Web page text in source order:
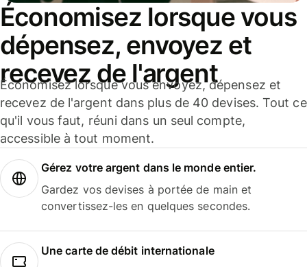
Économisez lorsque vous
dépensez, envoyez et
recevez de l'argent
Économisez lorsque vous envoyez, dépensez et
recevez de l'argent dans plus de 40 devises. Tout ce
qu'il vous faut, réuni dans un seul compte,
accessible à tout moment.
Gérez votre argent dans le monde entier.
Gardez vos devises à portée de main et
convertissez-les en quelques secondes.
Une carte de débit internationale